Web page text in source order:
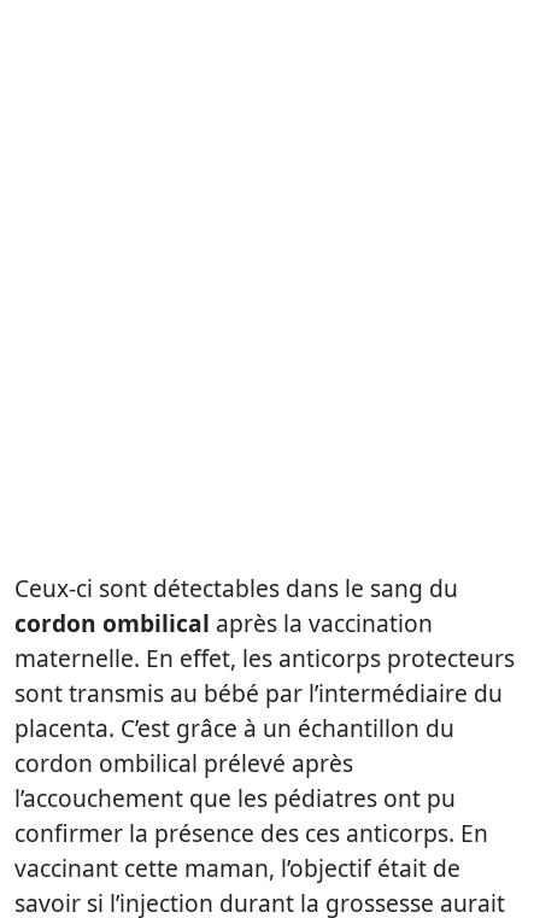
Ceux-ci sont détectables dans le sang du
cordon ombilical après la vaccination
maternelle. En effet, les anticorps protecteurs
sont transmis au bébé par l’intermédiaire du
placenta. C’est grâce à un échantillon du
cordon ombilical prélevé après
l’accouchement que les pédiatres ont pu
confirmer la présence des ces anticorps. En
vaccinant cette maman, l’objectif était de
savoir si l’injection durant la grossesse aurait